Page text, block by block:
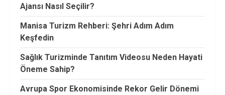
Ajansı Nasıl Seçilir?
Manisa Turizm Rehberi: Şehri Adım Adım
Keşfedin
Sağlık Turizminde Tanıtım Videosu Neden Hayati
Öneme Sahip?
Avrupa Spor Ekonomisinde Rekor Gelir Dönemi